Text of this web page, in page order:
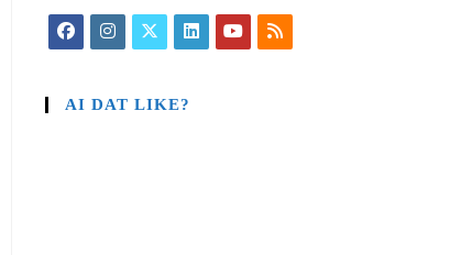
AI DAT LIKE?